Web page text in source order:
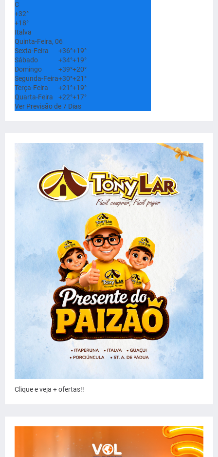
C
+32°
+18°
Italva
Quinta-Feira, 06
Sexta-Feira
+36°+19°
Sábado
+34°+19°
Domingo
+39°+20°
Segunda-Feira+30°+21°
Terça-Feira
+21°+19°
Quarta-Feira
+22°+17°
Ver Previsão de 7 Dias
Clique e veja + ofertas!!